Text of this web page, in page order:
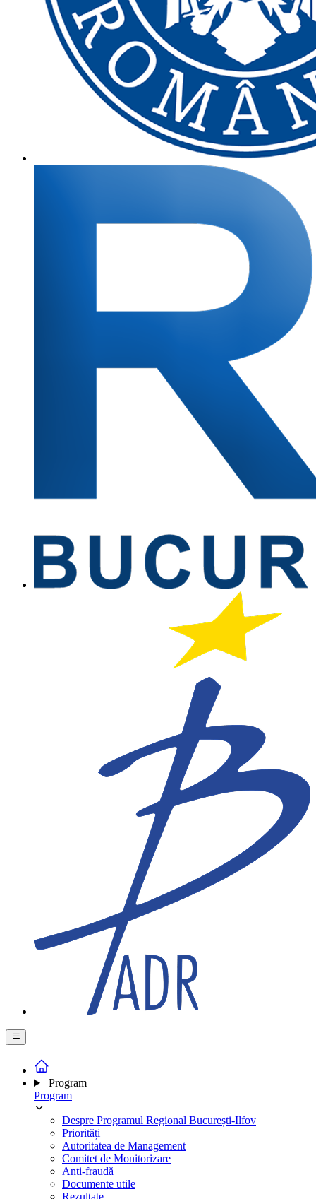
Program
Program
Despre Programul Regional București-Ilfov
Priorități
Autoritatea de Management
Comitet de Monitorizare
Anti-fraudă
Documente utile
Rezultate